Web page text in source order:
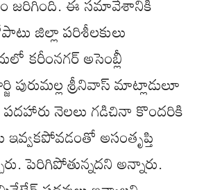
జిల్లా పరిశీలకులు
కరీంనగర్‌ అసెంబ్లీ
పురుమల్ల శ్రీనివాస్‌ మాట్లాడులూ
నెలలు గడిచినా కొందరికి
అసంతృప్తి
పెరిగిపోతున్నదని అన్నారు.